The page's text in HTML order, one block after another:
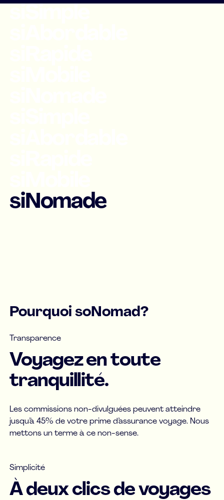
siNomade
Pourquoi soNomad?
Transparence
Voyagez en toute
tranquillité.
Les commissions non-divulguées peuvent atteindre
jusqu’à 45% de votre prime d’assurance voyage. Nous
mettons un terme à ce non-sense.
Simplicité
À deux clics de voyages